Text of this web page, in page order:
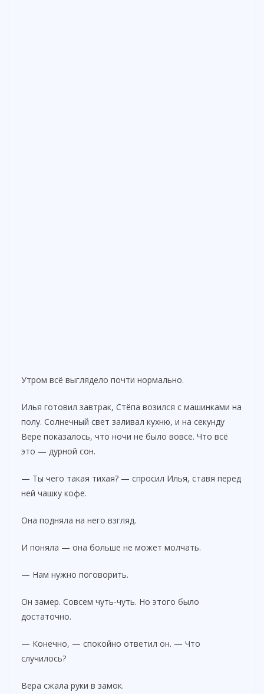
Утром всё выглядело почти нормально.
Илья готовил завтрак, Стёпа возился с машинками на
полу. Солнечный свет заливал кухню, и на секунду
Вере показалось, что ночи не было вовсе. Что всё
это — дурной сон.
— Ты чего такая тихая? — спросил Илья, ставя перед
ней чашку кофе.
Она подняла на него взгляд.
И поняла — она больше не может молчать.
— Нам нужно поговорить.
Он замер. Совсем чуть-чуть. Но этого было
достаточно.
— Конечно, — спокойно ответил он. — Что
случилось?
Вера сжала руки в замок.